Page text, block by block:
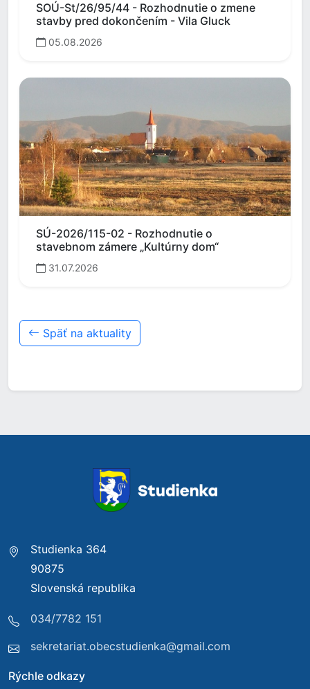
SOÚ-St/26/95/44 - Rozhodnutie o zmene
stavby pred dokončením - Vila Gluck
05.08.2026
SÚ-2026/115-02 - Rozhodnutie o
stavebnom zámere „Kultúrny dom“
31.07.2026
Späť na aktuality
Studienka 364
90875
Slovenská republika
034/7782 151
sekretariat.obecstudienka@gmail.com
Rýchle odkazy